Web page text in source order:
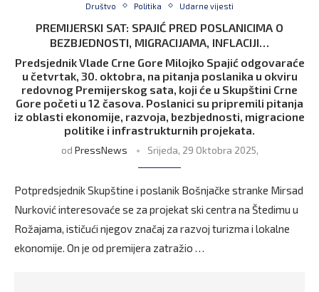
Društvo Politika Udarne vijesti
PREMIJERSKI SAT: SPAJIĆ PRED POSLANICIMA O
BEZBJEDNOSTI, MIGRACIJAMA, INFLACIJI…
Predsjednik Vlade Crne Gore Milojko Spajić odgovaraće
u četvrtak, 30. oktobra, na pitanja poslanika u okviru
redovnog Premijerskog sata, koji će u Skupštini Crne
Gore početi u 12 časova. Poslanici su pripremili pitanja
iz oblasti ekonomije, razvoja, bezbjednosti, migracione
politike i infrastrukturnih projekata.
od PressNews Srijeda, 29 Oktobra 2025,
Potpredsjednik Skupštine i poslanik Bošnjačke stranke Mirsad
Nurković interesovaće se za projekat ski centra na Štedimu u
Rožajama, ističući njegov značaj za razvoj turizma i lokalne
ekonomije. On je od premijera zatražio …